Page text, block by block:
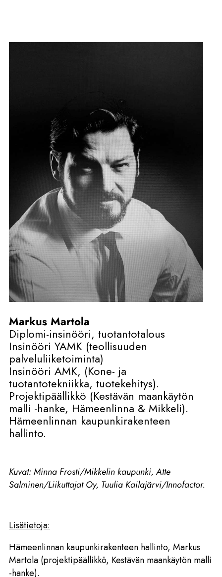
Markus Martola
Diplomi-insinööri, tuotantotalous
Insinööri YAMK (teollisuuden
palveluliiketoiminta)
Insinööri AMK, (Kone- ja
tuotantotekniikka, tuotekehitys).
Projektipäällikkö (Kestävän maankäytön
malli -hanke, Hämeenlinna & Mikkeli).
Hämeenlinnan kaupunkirakenteen
hallinto.
Kuvat: Minna Frosti/Mikkelin kaupunki, Atte
Salminen/Liikuttajat Oy, Tuulia Kailajärvi/Innofactor.
Lisätietoja:
Hämeenlinnan kaupunkirakenteen hallinto, Markus
Martola (projektipäällikkö, Kestävän maankäytön malli
-hanke).